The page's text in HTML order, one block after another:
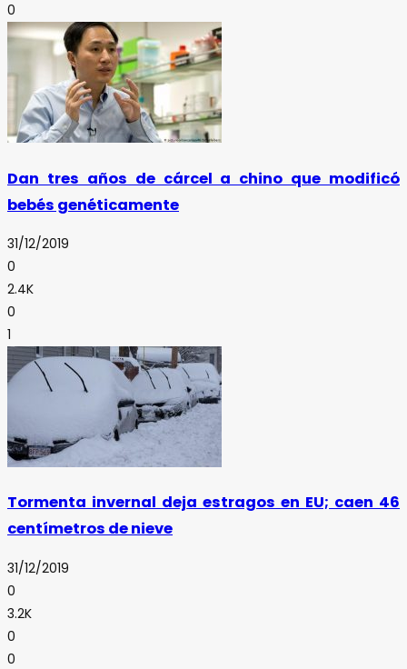
0
Dan tres años de cárcel a chino que modificó
bebés genéticamente
31/12/2019
0
2.4K
0
1
Tormenta invernal deja estragos en EU; caen 46
centímetros de nieve
31/12/2019
0
3.2K
0
0